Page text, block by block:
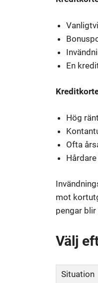
En
Hög
Ofta
mot
pengar
Välj
Situation